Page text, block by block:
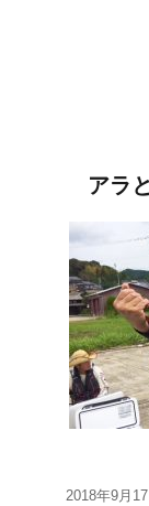
アラ
投
2018年9月17